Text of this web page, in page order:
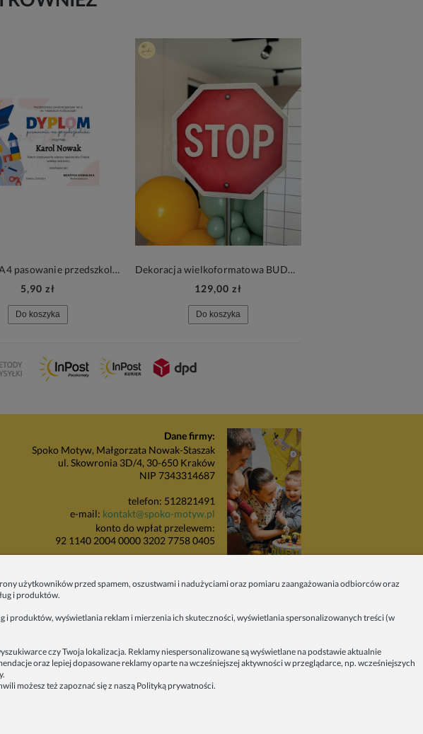
DYPLOM A4 pasowanie przedszkolaka, ślubowanie przedszkolaków WITAJ SZKOŁO
5,90 zł
Do koszyka
Dekoracja wielkoformatowa BUDOWA ZNAK STOP, 52x95cm
129,00 zł
Do koszyka
Dane firmy:
Spoko Motyw, Małgorzata Nowak-Staszak
ul. Skowronia 3D/4, 30-650 Kraków
NIP 7343314687
telefon: 512821491
e-mail: kontakt@spoko-motyw.pl
konto do wpłat przelewem:
92 1140 2004 0000 3202 7758 0405
Pracownia Spoko Motyw
ul. Wadowicka 8i (za szlabanem, wejście z
społecznościowych!
Copyrights © 2023 - SPOKO-MOTYW.PL
użytkowników przed spamem, oszustwami i nadużyciami oraz pomiaru zaangażowania odbiorców oraz
i produktów.
i produktów, wyświetlania reklam i mierzenia ich skuteczności, wyświetlania spersonalizowanych treści (w
czy Twoja lokalizacja. Reklamy niespersonalizowane są wyświetlane na podstawie aktualnie
oraz lepiej dopasowane reklamy oparte na wcześniejszej aktywności w przeglądarce, np. wcześniejszych
możesz też zapoznać się z naszą Polityką prywatności.